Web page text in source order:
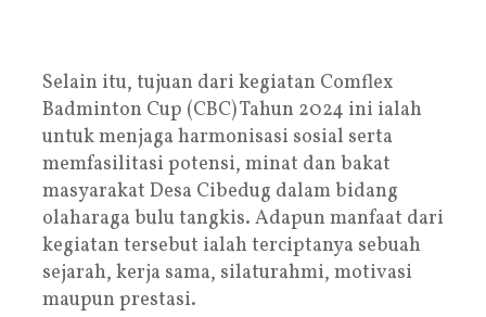
Selain itu, tujuan dari kegiatan Comflex
Badminton Cup (CBC) Tahun 2024 ini ialah
untuk menjaga harmonisasi sosial serta
memfasilitasi potensi, minat dan bakat
masyarakat Desa Cibedug dalam bidang
olaharaga bulu tangkis. Adapun manfaat dari
kegiatan tersebut ialah terciptanya sebuah
sejarah, kerja sama, silaturahmi, motivasi
maupun prestasi.